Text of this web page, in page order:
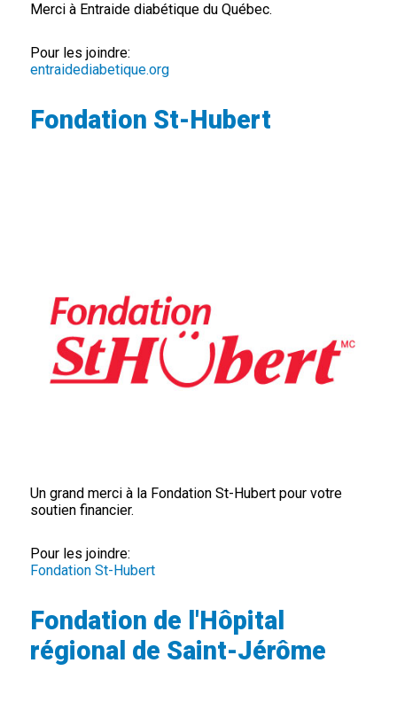
Merci à Entraide diabétique du Québec.
Pour les joindre:
entraidediabetique.org
Fondation St-Hubert
Un grand merci à la Fondation St-Hubert pour votre
soutien financier.
Pour les joindre:
Fondation St-Hubert
Fondation de l'Hôpital
régional de Saint-Jérôme